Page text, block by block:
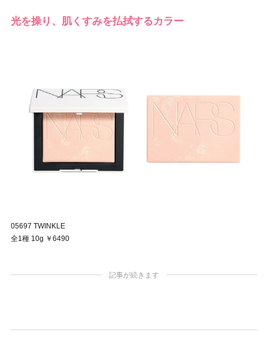
光を操り、肌くすみを払拭するカラー
05697 TWINKLE
全1種 10g ￥6490
記事が続きます